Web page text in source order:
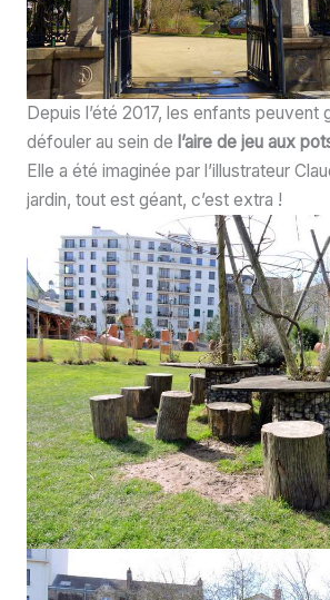
Depuis l’été 2017, les enfants peuvent
défouler au sein de l’aire de jeu aux
Elle a été imaginée par l’illustrateur
jardin, tout est géant, c’est extra !